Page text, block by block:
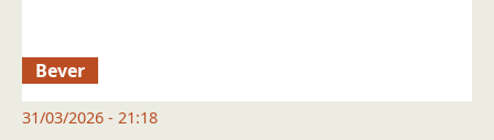
Bever
31/03/2026 - 21:18